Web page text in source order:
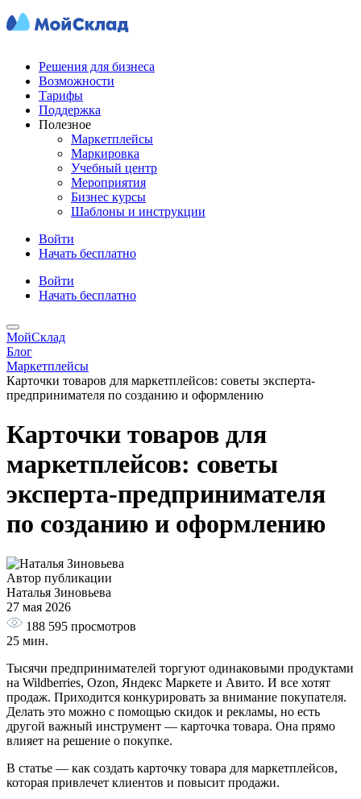
Решения для бизнеса
Возможности
Тарифы
Поддержка
Полезное
Маркетплейсы
Маркировка
Учебный центр
Мероприятия
Бизнес курсы
Шаблоны и инструкции
Войти
Начать бесплатно
Войти
Начать бесплатно
МойСклад
Блог
Маркетплейсы
Карточки товаров для маркетплейсов: советы эксперта-
предпринимателя по созданию и оформлению
Карточки товаров для
маркетплейсов: советы
эксперта-предпринимателя
по созданию и оформлению
Автор публикации
Наталья Зиновьева
27 мая 2026
188 595 просмотров
25 мин.
Тысячи предпринимателей торгуют одинаковыми продуктами
на Wildberries, Ozon, Яндекс Маркете и Авито. И все хотят
продаж. Приходится конкурировать за внимание покупателя.
Делать это можно с помощью скидок и рекламы, но есть
другой важный инструмент — карточка товара. Она прямо
влияет на решение о покупке.
В статье — как создать карточку товара для маркетплейсов,
которая привлечет клиентов и повысит продажи.